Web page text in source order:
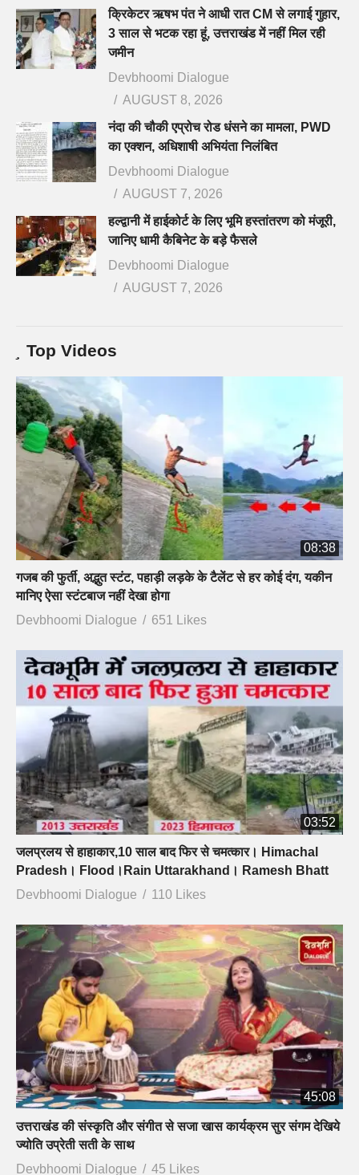
क्रिकेटर ऋषभ पंत ने आधी रात CM से लगाई गुहार,
3 साल से भटक रहा हूं, उत्तराखंड में नहीं मिल रही
जमीन
Devbhoomi Dialogue
AUGUST 8, 2026
नंदा की चौकी एप्रोच रोड धंसने का मामला, PWD
का एक्शन, अधिशाषी अभियंता निलंबित
Devbhoomi Dialogue
AUGUST 7, 2026
हल्द्वानी में हाईकोर्ट के लिए भूमि हस्तांतरण को मंजूरी,
जानिए धामी कैबिनेट के बड़े फैसले
Devbhoomi Dialogue
AUGUST 7, 2026
Top Videos
08:38
गजब की फुर्ती, अद्भुत स्टंट, पहाड़ी लड़के के टैलेंट से हर कोई दंग, यकीन
मानिए ऐसा स्टंटबाज नहीं देखा होगा
Devbhoomi Dialogue
651 Likes
03:52
जलप्रलय से हाहाकार,10 साल बाद फिर से चमत्कार। Himachal
Pradesh। Flood।Rain Uttarakhand। Ramesh Bhatt
Devbhoomi Dialogue
110 Likes
45:08
उत्तराखंड की संस्कृति और संगीत से सजा खास कार्यक्रम सुर संगम देखिये
ज्योति उप्रेती सती के साथ
Devbhoomi Dialogue
45 Likes